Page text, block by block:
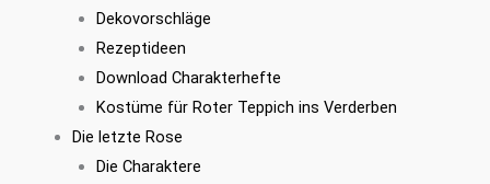
Dekovorschläge
Rezeptideen
Download Charakterhefte
Kostüme für Roter Teppich ins Verderben
Die letzte Rose
Die Charaktere